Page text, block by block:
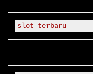
slot terbaru